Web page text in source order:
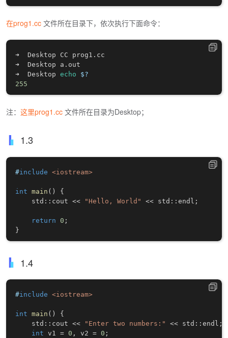
在prog1.cc 文件所在目录下，依次执行下面命令：
➜  Desktop CC prog1.cc
➜  Desktop a.out
➜  Desktop echo
$?
255
注： 这里prog1.cc 文件所在目录为Desktop；
1.3
#include <iostream>
int main ( )
{
    std
:: cout << "Hello, World" << std :: endl ;
return 0 ;
}
1.4
#include <iostream>
int main ( )
{
    std
:: cout << "Enter two numbers:" << std :: endl ;
int v1 = 0 , v2 = 0 ;